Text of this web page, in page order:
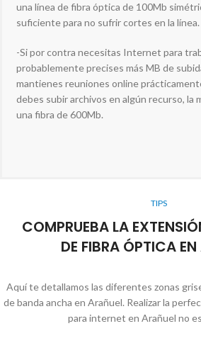
una línea de fibra óptica de 100Mb
suficiente para no sufrir cortes en la línea.
-Si por contra necesitas Internet para
probablemente precises más MB de
mantienes reuniones online
debes subir archivos en algún recurso, la
una fibra de 600Mb.
TIPS
COMPRUEBA LA
DE FIBRA ÓPTICA
Aquí te detallamos las diferentes zonas
de banda ancha en Arañuel. Realizar la
para internet en Arañuel no